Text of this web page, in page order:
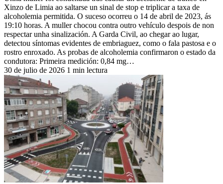
Xinzo de Limia ao saltarse un sinal de stop e triplicar a taxa de
alcoholemia permitida. O suceso ocorreu o 14 de abril de 2023, ás
19:10 horas. A muller chocou contra outro vehículo despois de non
respectar unha sinalización. A Garda Civil, ao chegar ao lugar,
detectou síntomas evidentes de embriaguez, como o fala pastosa e o
rostro enroxado. As probas de alcoholemia confirmaron o estado da
condutora: Primeira medición: 0,84 mg…
30 de julio de 2026 1 min lectura